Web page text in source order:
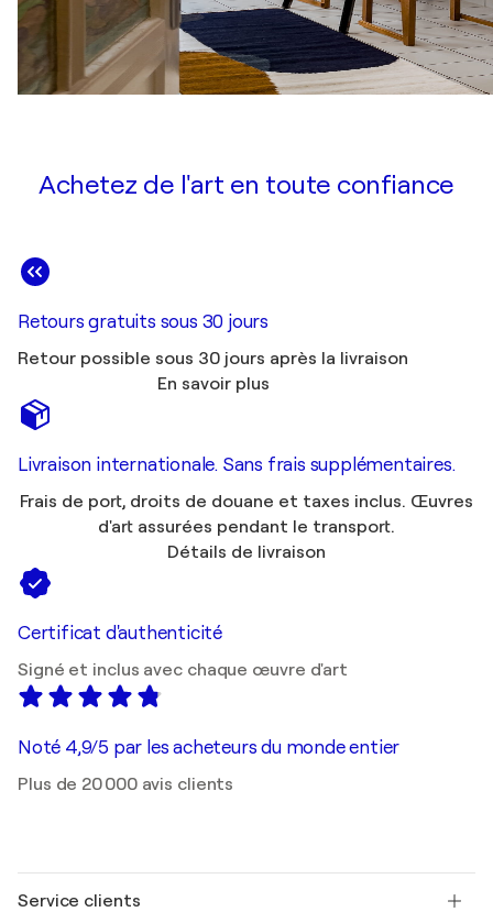
Achetez de l'art en toute confiance
Retours gratuits sous 30 jours
Retour possible sous 30 jours après la livraison
En savoir plus
Livraison internationale. Sans frais supplémentaires.
Frais de port, droits de douane et taxes inclus. Œuvres
d'art assurées pendant le transport.
Détails de livraison
Certificat d'authenticité
Signé et inclus avec chaque œuvre d'art
Noté 4,9/5 par les acheteurs du monde entier
Plus de 20 000 avis clients
Service clients